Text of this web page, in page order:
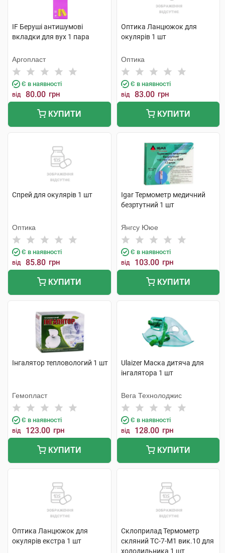
IF Беруші антишумові
вкладки для вух 1 пара
Аргопласт
Є в наявності
від 80.00 грн
КУПИТИ
Оптика Ланцюжок для
окулярів 1 шт
Оптика
Є в наявності
від 83.00 грн
КУПИТИ
Спрей для окулярів 1 шт
Оптика
Є в наявності
від 85.80 грн
КУПИТИ
Igar Термометр медичний
безртутний 1 шт
Янгсу Ююе
Є в наявності
від 103.00 грн
КУПИТИ
Інгалятор тепловологий 1 шт
Гемопласт
Є в наявності
від 123.00 грн
КУПИТИ
Ulaizer Маска дитяча для
інгалятора 1 шт
Вега Технолоджис
Є в наявності
від 128.00 грн
КУПИТИ
Оптика Ланцюжок для
окулярів екстра 1 шт
Склоприлад Термометр
скляний ТС-7-М1 вик.10 для
холодильника 1 шт